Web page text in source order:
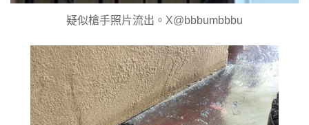
疑似槍手照片流出。X@bbbumbbbu